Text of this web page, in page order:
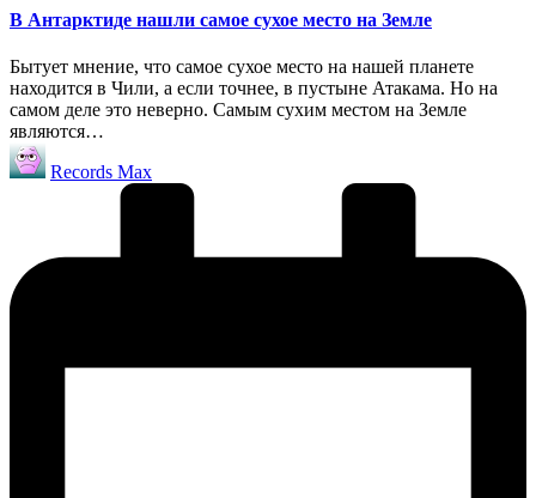
В Антарктиде нашли самое сухое место на Земле
Бытует мнение, что самое сухое место на нашей планете
находится в Чили, а если точнее, в пустыне Атакама. Но на
самом деле это неверно. Самым сухим местом на Земле
являются…
Запись
от
Records Max